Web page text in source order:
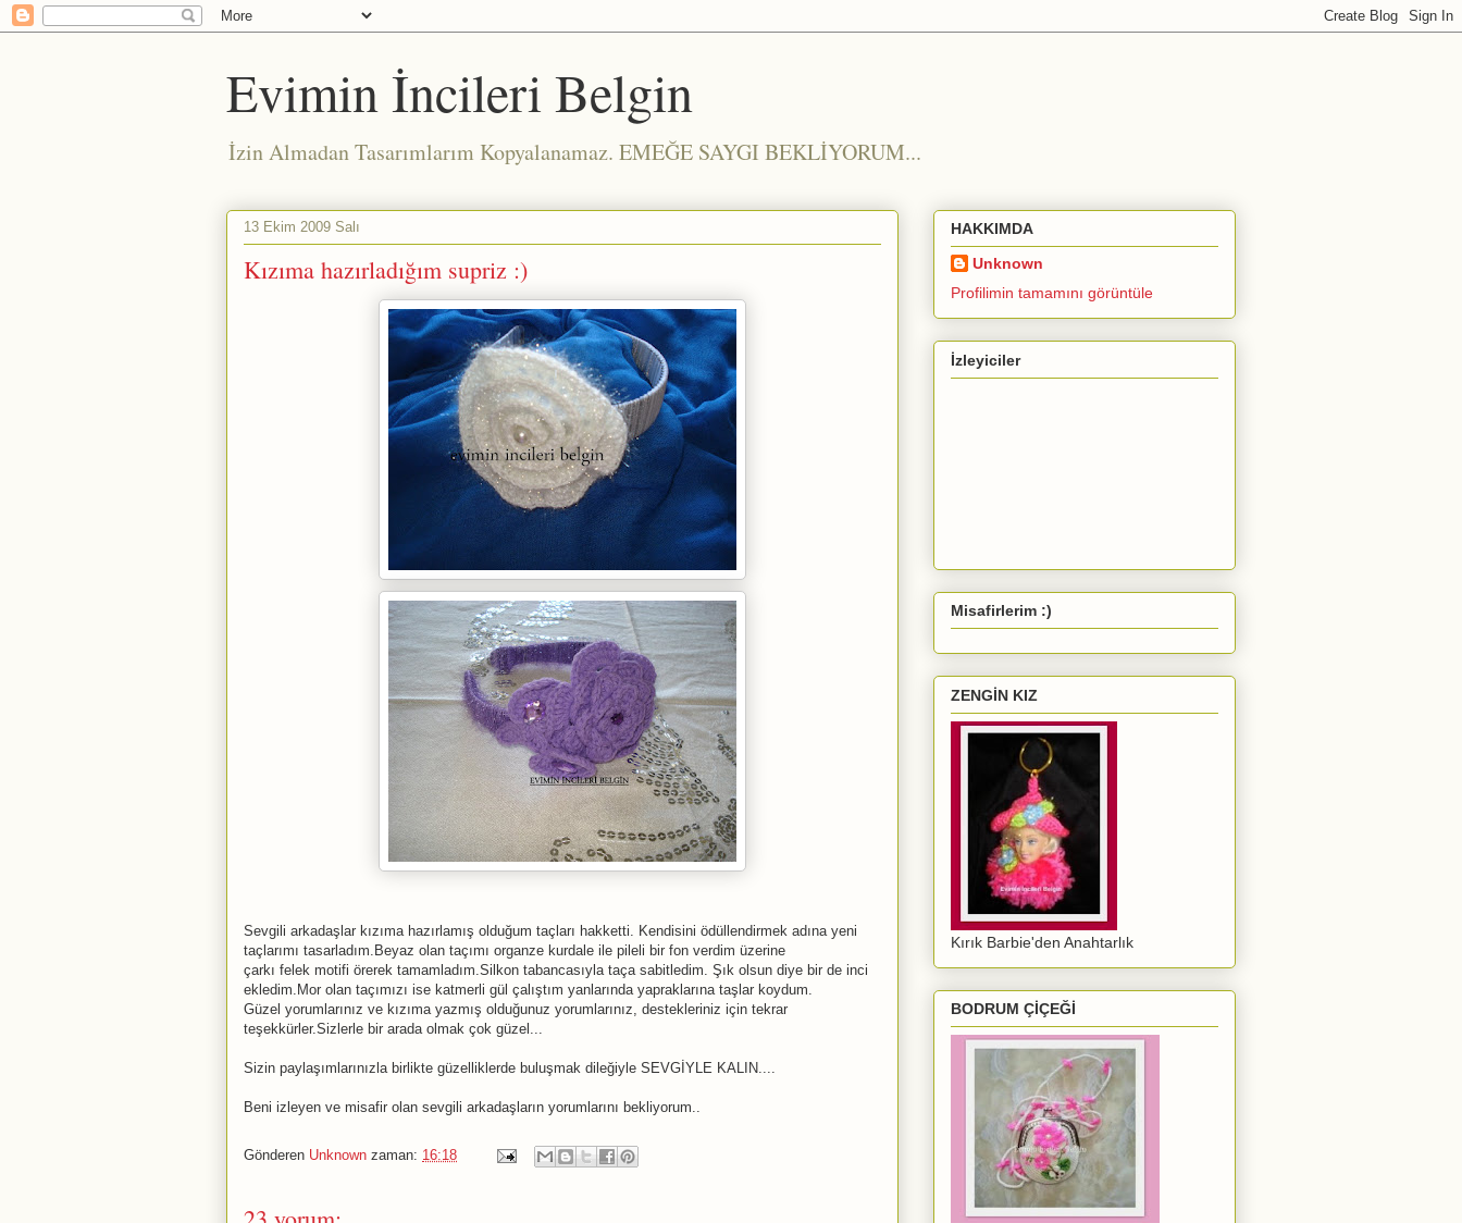
Evimin İncileri Belgin
İzin Almadan Tasarımlarım Kopyalanamaz. EMEĞE SAYGI BEKLİYORUM...
13 Ekim 2009 Salı
Kızıma hazırladığım supriz :)
Sevgili arkadaşlar kızıma hazırlamış olduğum taçları hakketti. Kendisini ödüllendirmek adına yeni
taçlarımı tasarladım.Beyaz olan taçımı organze kurdale ile pileli bir fon verdim üzerine
çarkı felek motifi örerek tamamladım.Silkon tabancasıyla taça sabitledim. Şık olsun diye bir de inci
ekledim.Mor olan taçımızı ise katmerli gül çalıştım yanlarında yapraklarına taşlar koydum.
Güzel yorumlarınız ve kızıma yazmış olduğunuz yorumlarınız, destekleriniz için tekrar
teşekkürler.Sizlerle bir arada olmak çok güzel...
Sizin paylaşımlarınızla birlikte güzelliklerde buluşmak dileğiyle SEVGİYLE KALIN....
Beni izleyen ve misafir olan sevgili arkadaşların yorumlarını bekliyorum..
Gönderen Unknown zaman: 16:18
HAKKIMDA
Unknown
Profilimin tamamını görüntüle
İzleyiciler
Misafirlerim :)
ZENGİN KIZ
Kırık Barbie'den Anahtarlık
BODRUM ÇİÇEĞİ